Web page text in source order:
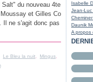
du nouveau 4te
et Gilles Co
Il ne s'agit donc pas
Le Bleu la nuit Mingus
Isabelle
Jean-
Daunik
A propos